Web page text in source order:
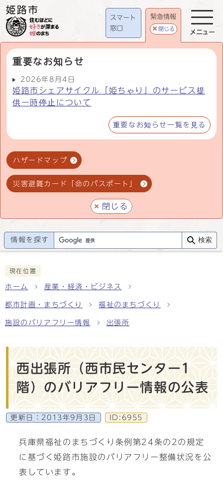
スマート
窓口
緊急情報
閉じる
重要なお知らせ
2026年8月4日
姫路市シェアサイクル「姫ちゃり」のサービス提
供一時停止について
重要なお知らせ一覧を見る
ハザードマップ
災害避難カード「命のパスポート」
閉じる
メニュー
情報を探す 検索
現在位置
ホーム 産業・経済・ビジネス
都市計画・まちづくり 福祉のまちづくり
施設のバリアフリー情報 出張所
西出張所（西市民センター1
階）のバリアフリー情報の公表
更新日： 2013年9月3日 ID:6955
兵庫県福祉のまちづくり条例第24条の2の規定
に基づく姫路市施設のバリアフリー整備状況を公
表しています。